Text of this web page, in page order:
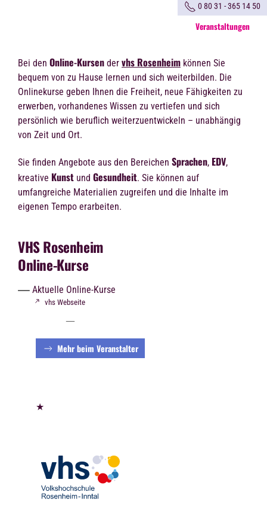
0 80 31 - 365 14 50
Veranstaltungen
Bei den Online-Kursen der vhs Rosenheim können Sie
bequem von zu Hause lernen und sich weiterbilden. Die
Onlinekurse geben Ihnen die Freiheit, neue Fähigkeiten zu
erwerben, vorhandenes Wissen zu vertiefen und sich
persönlich wie beruflich weiterzuentwickeln – unabhängig
von Zeit und Ort.
Sie finden Angebote aus den Bereichen Sprachen, EDV,
kreative Kunst und Gesundheit. Sie können auf
umfangreiche Materialien zugreifen und die Inhalte im
eigenen Tempo erarbeiten.
VHS Rosenheim
Online-Kurse
Aktuelle Online-Kurse
vhs Webseite
Mehr beim Veranstalter
★